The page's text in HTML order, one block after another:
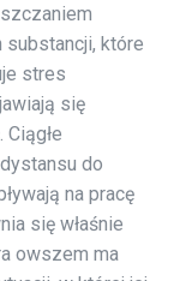
substancji, które
stres
się
do
na pracę
się właśnie
owszem ma